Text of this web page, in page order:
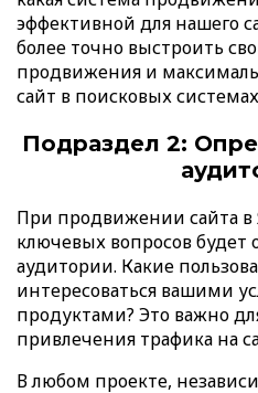
эффективной для нашего
более точно выстроить
продвижения и
сайт в поисковых
Подраздел 2:
При продвижении сайта
ключевых вопросов будет
аудитории. Какие
интересоваться вашими
продуктами? Это важно
привлечения трафика на
В любом проекте,